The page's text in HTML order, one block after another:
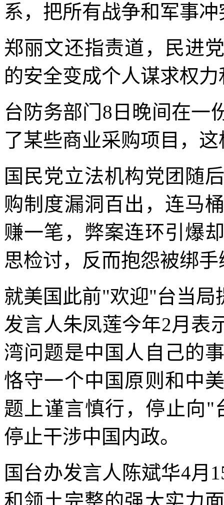
系，把所有战争和军事
郑丽文还指责道，民进
的安全变成个人谋求权
台防务部门8日晚间在一
了某些商业采购项目，
国民党立法机构党团随
购制度漏洞百出，连马
赚一笔，弊案连环引爆
思检讨，反而抱怨被绑
就美国此前"欢迎"台当
发言人朱凤莲今年2月表
湾问题是中国人自己的
恪守一个中国原则和中
题上谨言慎行，停止向
停止干涉中国内政。
国台办发言人陈斌华4月
和领土完整的强大实力